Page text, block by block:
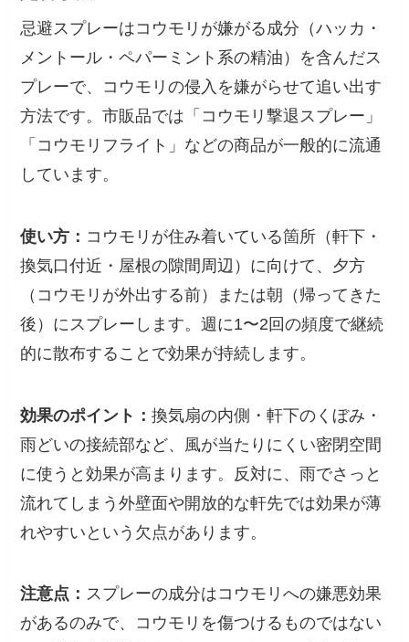
忌避スプレーはコウモリが嫌がる成分（ハッカ・
メントール・ペパーミント系の精油）を含んだス
プレーで、コウモリの侵入を嫌がらせて追い出す
方法です。市販品では「コウモリ撃退スプレー」
「コウモリフライト」などの商品が一般的に流通
しています。
使い方： コウモリが住み着いている箇所（軒下・
換気口付近・屋根の隙間周辺）に向けて、夕方
（コウモリが外出する前）または朝（帰ってきた
後）にスプレーします。週に1〜2回の頻度で継続
的に散布することで効果が持続します。
効果のポイント：換気扇の内側・軒下のくぼみ・
雨どいの接続部など、風が当たりにくい密閉空間
に使うと効果が高まります。反対に、雨でさっと
流れてしまう外壁面や開放的な軒先では効果が薄
れやすいという欠点があります。
注意点： スプレーの成分はコウモリへの嫌悪効果
があるのみで、コウモリを傷つけるものではない